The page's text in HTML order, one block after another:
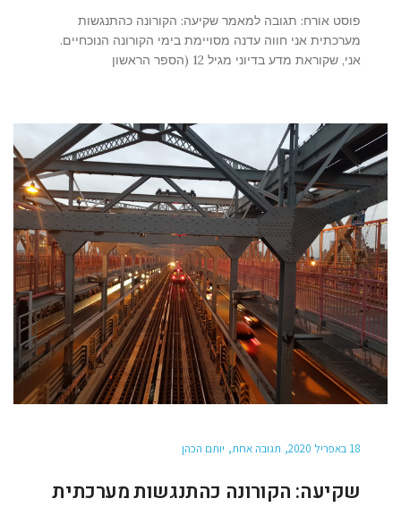
פוסט אורח: תגובה למאמר שקיעה: הקורונה כהתנגשות
מערכתית אני חווה עדנה מסויימת בימי הקורונה הנוכחיים.
אני, שקוראת מדע בדיוני מגיל 12 (הספר הראשון
18 באפריל 2020 תגובה אחת יותם הכהן
שקיעה: הקורונה כהתנגשות מערכתית